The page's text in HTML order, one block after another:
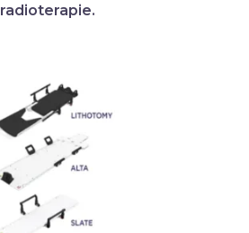
radioterapie.